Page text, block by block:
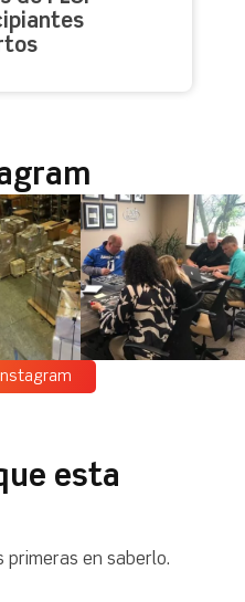
esta
primeras en saberlo.